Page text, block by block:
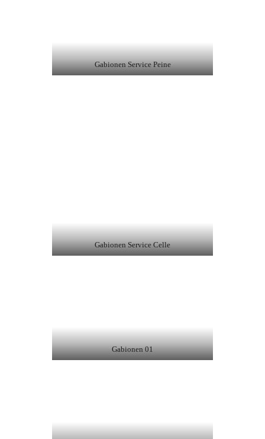
Gabionen Service Peine
Gabionen Service Celle
Gabionen 01